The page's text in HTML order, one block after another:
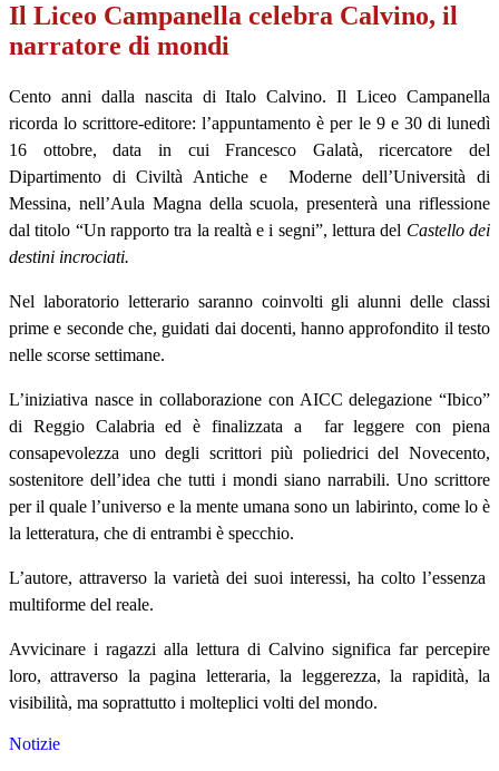
Il Liceo Campanella celebra Calvino, il
narratore di mondi
Cento anni dalla nascita di Italo Calvino. Il Liceo Campanella
ricorda lo scrittore-editore: l’appuntamento è per le 9 e 30 di lunedì
16 ottobre, data in cui Francesco Galatà, ricercatore del
Dipartimento di Civiltà Antiche e
Moderne dell’Università di
Messina, nell’Aula Magna della scuola, presenterà una riflessione
dal titolo “Un rapporto tra la realtà e i segni”, lettura del Castello dei
destini incrociati.
Nel laboratorio letterario saranno coinvolti gli alunni delle classi
prime e seconde che, guidati dai docenti, hanno approfondito il testo
nelle scorse settimane.
L’iniziativa nasce in collaborazione con AICC delegazione “Ibico”
di Reggio Calabria ed è finalizzata a
far leggere con piena
consapevolezza uno degli scrittori più poliedrici del Novecento,
sostenitore dell’idea che tutti i mondi siano narrabili. Uno scrittore
per il quale l’universo e la mente umana sono un labirinto, come lo è
la letteratura, che di entrambi è specchio.
L’autore, attraverso la varietà dei suoi interessi, ha colto l’essenza
multiforme del reale.
Avvicinare i ragazzi alla lettura di Calvino significa far percepire
loro, attraverso la pagina letteraria, la leggerezza, la rapidità, la
visibilità, ma soprattutto i molteplici volti del mondo.
Notizie